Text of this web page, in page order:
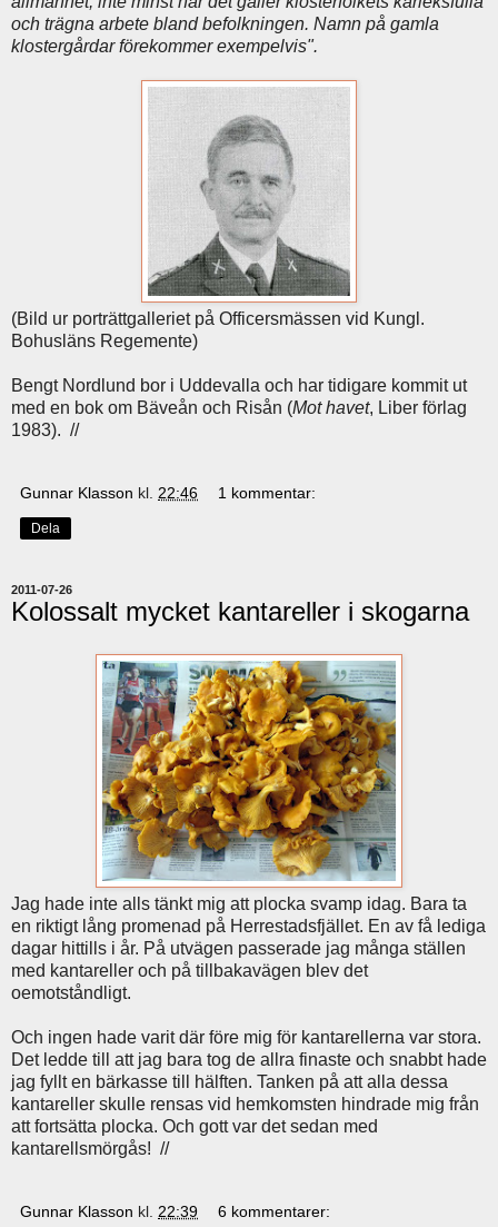
och trägna arbete bland befolkningen. Namn på gamla
klostergårdar förekommer exempelvis".
(Bild ur porträttgalleriet på Officersmässen vid Kungl.
Bohusläns Regemente)
Bengt Nordlund bor i Uddevalla och har tidigare kommit ut
med en bok om Bäveån och Risån (Mot havet, Liber förlag
1983). //
Gunnar Klasson kl. 22:46 1 kommentar:
Dela
2011-07-26
Kolossalt mycket kantareller i skogarna
Jag hade inte alls tänkt mig att plocka svamp idag. Bara ta
en riktigt lång promenad på Herrestadsfjället. En av få lediga
dagar hittills i år. På utvägen passerade jag många ställen
med kantareller och på tillbakavägen blev det
oemotståndligt.
Och ingen hade varit där före mig för kantarellerna var stora.
Det ledde till att jag bara tog de allra finaste och snabbt hade
jag fyllt en bärkasse till hälften. Tanken på att alla dessa
kantareller skulle rensas vid hemkomsten hindrade mig från
att fortsätta plocka. Och gott var det sedan med
kantarellsmörgås! //
Gunnar Klasson kl. 22:39 6 kommentarer: